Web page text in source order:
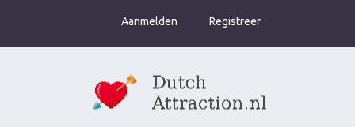
Aanmelden Registreer